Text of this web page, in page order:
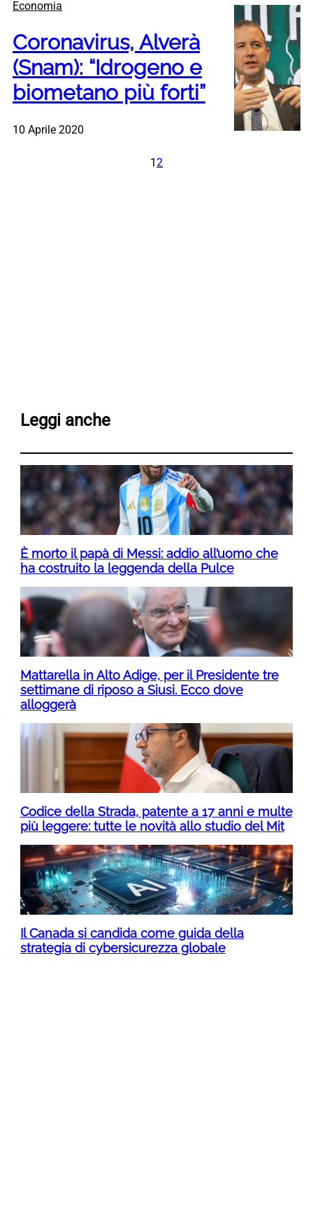
Economia
Coronavirus, Alverà
(Snam): “Idrogeno e
biometano più forti”
10 Aprile 2020
12
Leggi anche
È morto il papà di Messi: addio all’uomo che
ha costruito la leggenda della Pulce
Mattarella in Alto Adige, per il Presidente tre
settimane di riposo a Siusi. Ecco dove
alloggerà
Codice della Strada, patente a 17 anni e multe
più leggere: tutte le novità allo studio del Mit
Il Canada si candida come guida della
strategia di cybersicurezza globale